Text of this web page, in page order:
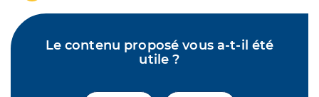
Le contenu proposé vous a-t-il été
utile ?